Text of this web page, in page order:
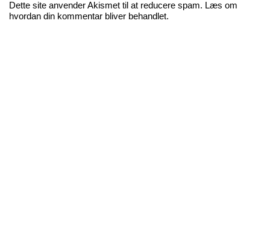
Dette site anvender Akismet til at reducere spam. Læs om
hvordan din kommentar bliver behandlet.